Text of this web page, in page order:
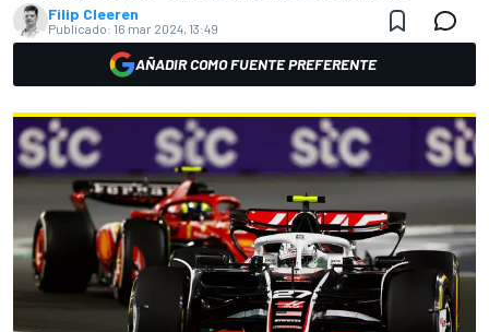
Filip Cleeren
Publicado: 16 mar 2024, 13:49
AÑADIR COMO FUENTE PREFERENTE